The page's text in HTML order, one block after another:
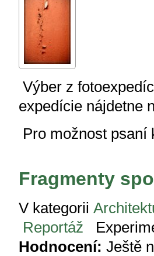
Výber z
expedície nájdetne
Pro možnost
Fragmenty
V kategorii
Reportáž
Hodnocení: Ještě